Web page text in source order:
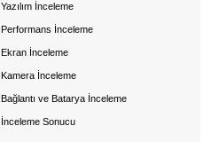
İnceleme
İnceleme
İnceleme
İnceleme
ve Batarya İnceleme
Sonucu